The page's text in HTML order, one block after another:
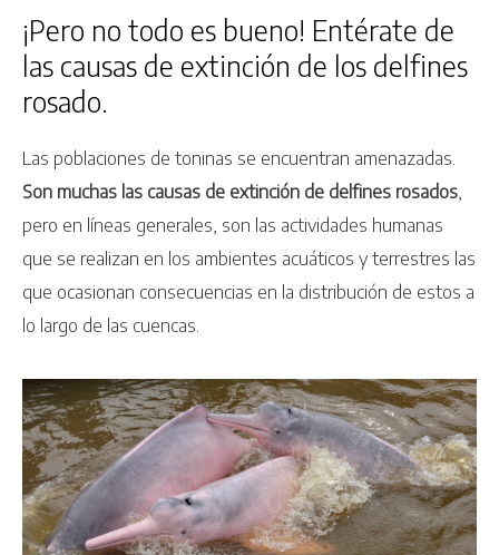
¡Pero no todo es bueno! Entérate de
las causas de extinción de los delfines
rosado.
Las poblaciones de toninas se encuentran amenazadas.
Son muchas las causas de extinción de delfines rosados,
pero en líneas generales, son las actividades humanas
que se realizan en los ambientes acuáticos y terrestres las
que ocasionan consecuencias en la distribución de estos a
lo largo de las cuencas.